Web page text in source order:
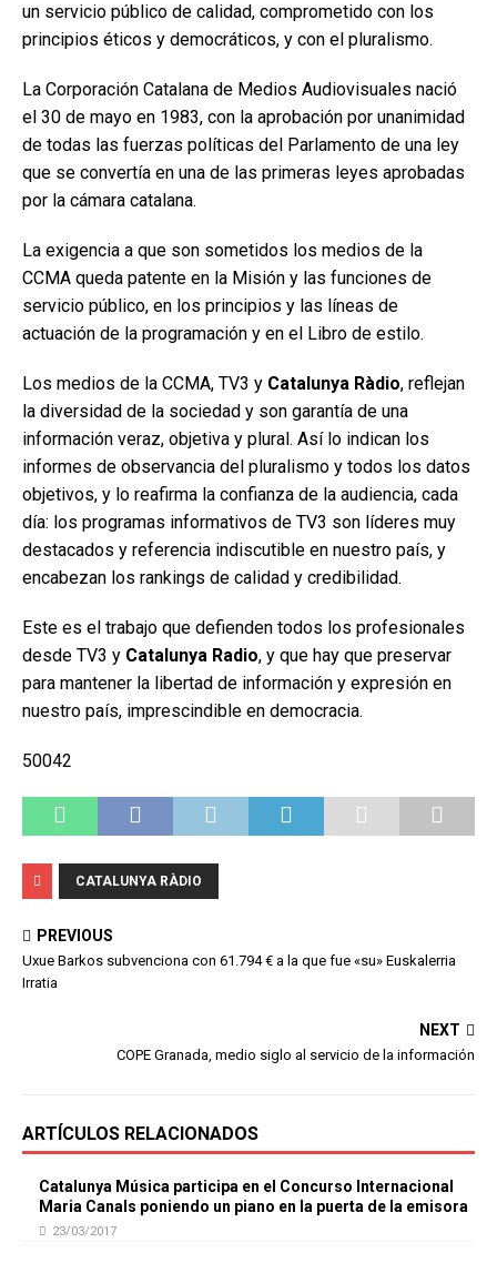
un servicio público de calidad, comprometido con los
principios éticos y democráticos, y con el pluralismo.
La Corporación Catalana de Medios Audiovisuales nació
el 30 de mayo en 1983, con la aprobación por unanimidad
de todas las fuerzas políticas del Parlamento de una ley
que se convertía en una de las primeras leyes aprobadas
por la cámara catalana.
La exigencia a que son sometidos los medios de la
CCMA queda patente en la Misión y las funciones de
servicio público, en los principios y las líneas de
actuación de la programación y en el Libro de estilo.
Los medios de la CCMA, TV3 y Catalunya Ràdio, reflejan
la diversidad de la sociedad y son garantía de una
información veraz, objetiva y plural. Así lo indican los
informes de observancia del pluralismo y todos los datos
objetivos, y lo reafirma la confianza de la audiencia, cada
día: los programas informativos de TV3 son líderes muy
destacados y referencia indiscutible en nuestro país, y
encabezan los rankings de calidad y credibilidad.
Este es el trabajo que defienden todos los profesionales
desde TV3 y Catalunya Radio, y que hay que preservar
para mantener la libertad de información y expresión en
nuestro país, imprescindible en democracia.
50042
CATALUNYA RÀDIO
PREVIOUS
Uxue Barkos subvenciona con 61.794 € a la que fue «su» Euskalerria
Irratia
NEXT
COPE Granada, medio siglo al servicio de la información
ARTÍCULOS RELACIONADOS
Catalunya Música participa en el Concurso Internacional
Maria Canals poniendo un piano en la puerta de la emisora
23/03/2017